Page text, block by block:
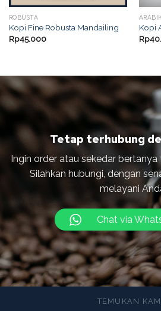
ROBUSTA
Kopi Fine Robusta Mandailing
Rp45.000
Kopi
Rp
Tetap terhubung
Ingin order atau sekedar
Silahkan hubungi, dengan
melayani
Chat via
TEMUKAN